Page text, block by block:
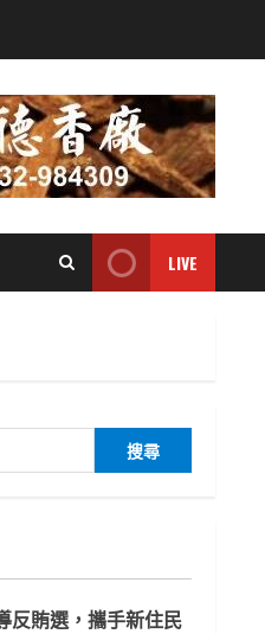
LIVE
反賄選，攜手新住民